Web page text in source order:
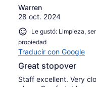
Warren
28 oct. 2024
Le gustó: Limpieza,
propiedad
Traducir con Google
Great stopover
Staff excellent. Very